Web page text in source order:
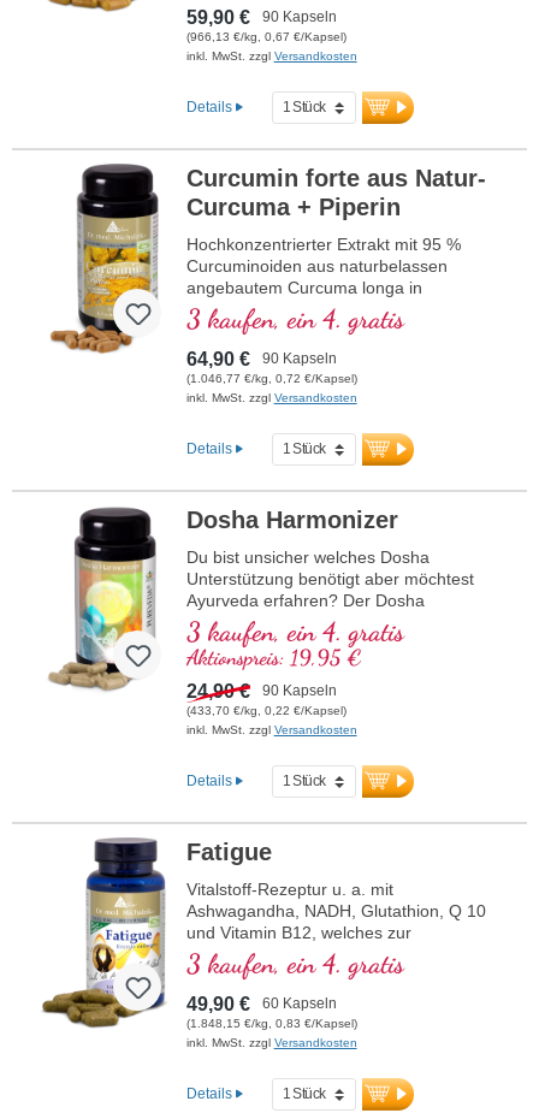
59,90 € 90 Kapseln
(966,13 €/kg, 0,67 €/Kapsel)
inkl. MwSt. zzgl Versandkosten
Details
Curcumin forte aus Natur-
Curcuma + Piperin
Hochkonzentrierter Extrakt mit 95 %
Curcuminoiden aus naturbelassen
angebautem Curcuma longa in
Kombination mit Schwarzpfefferextrakt,
ebenfalls aus naturbelassenem Anbau, im
hochwertigen Violettglas.
3 kaufen, ein 4. gratis
64,90 € 90 Kapseln
(1.046,77 €/kg, 0,72 €/Kapsel)
inkl. MwSt. zzgl Versandkosten
Details
Dosha Harmonizer
Du bist unsicher welches Dosha
Unterstützung benötigt aber möchtest
Ayurveda erfahren? Der Dosha
Harmonizer ist das Richtige für Dich, im
Violettglas.
3 kaufen, ein 4. gratis
Aktionspreis: 19,95 €
24,90 € 90 Kapseln
(433,70 €/kg, 0,22 €/Kapsel)
inkl. MwSt. zzgl Versandkosten
Details
Fatigue
Vitalstoff-Rezeptur u. a. mit
Ashwagandha, NADH, Glutathion, Q 10
und Vitamin B12, welches zur
Verringerung von Müdigkeit und
Ermüdung beiträgt.
3 kaufen, ein 4. gratis
49,90 € 60 Kapseln
(1.848,15 €/kg, 0,83 €/Kapsel)
inkl. MwSt. zzgl Versandkosten
Details